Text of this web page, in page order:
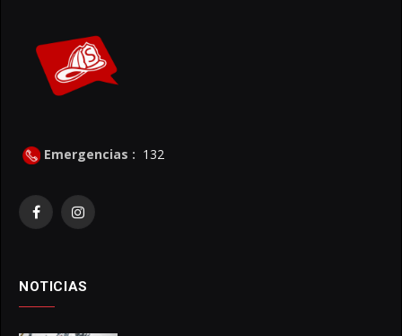
Emergencias : 132
FacebookInstagram
NOTICIAS